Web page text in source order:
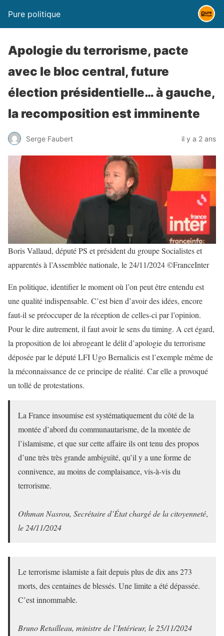
Pure politique
Apologie du terrorisme, pacte
avec le bloc central, future
élection présidentielle… à gauche,
la recomposition est imminente
Serge Faubert il y a 2 ans
Boris Vallaud, député PS et président du groupe Socialistes et
apparentés à l’Assemblée nationale, le 24/11/2024 ©FranceInter
En politique, identifier le moment où l’on peut être entendu est
une qualité indispensable. C’est bien d’avoir des idées, encore
faut-il se préoccuper de la réception de celles-ci par l’opinion.
Pour le dire autrement, il faut avoir le sens du timing. A cet égard,
la proposition de loi abrogeant le délit d’apologie du terrorisme
déposée par le député LFI Ugo Bernalicis est l’exemple même de
la méconnaissance de ce principe de réalité. Car elle a provoqué
un tollé de protestations.
La France insoumise est systématiquement du côté de la
montée d’abord du communautarisme, de la montée de
l’islamisme, et que sur cette affaire ils ont tenu des propos
d’une très très grande ambiguïté, qu’il y a une forme de
connivence, au moins de complaisance, vis-à-vis du
terrorisme.
Othman Nasrou, Secrétaire d’État chargé de la citoyenneté,
le 24/11/2024
Le terrorisme islamiste a fait depuis plus de dix ans 273
morts, des centaines de blessés. Une limite a été dépassée.
C’est innommable.
Bruno Retailleau, ministre de l’Intérieur, le 25/11/2024